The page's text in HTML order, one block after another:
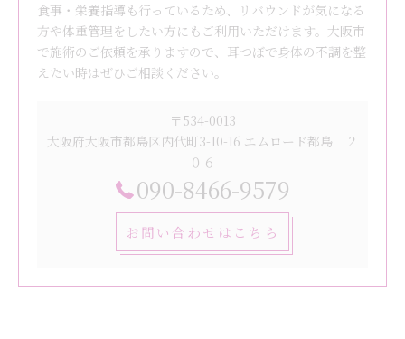
食事・栄養指導も行っているため、リバウンドが気になる
方や体重管理をしたい方にもご利用いただけます。大阪市
で施術のご依頼を承りますので、耳つぼで身体の不調を整
えたい時はぜひご相談ください。
〒534-0013
大阪府大阪市都島区内代町3-10-16 エムロード都島 ２
０６
090-8466-9579
お問い合わせはこちら